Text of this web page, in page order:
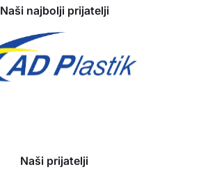
Naši najbolji prijatelji
Naši prijatelji